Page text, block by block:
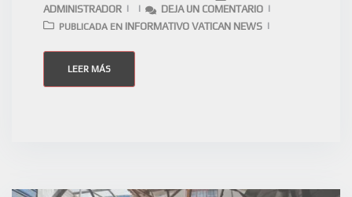
ADMINISTRADOR
DEJA UN COMENTARIO
PUBLICADA EN INFORMATIVO VATICAN NEWS
LEER MÁS